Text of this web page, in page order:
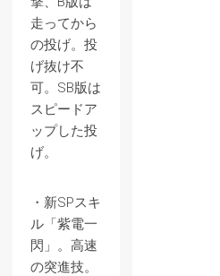
走ってから
の投げ。投
げ抜け不
可。SB版は
スピードア
ップした投
げ。
・新SPスキ
ル「紫電一
閃」。高速
の突進技。